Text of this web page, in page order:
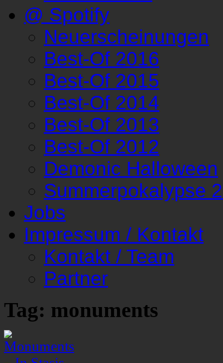
@ Spotify
Neuerscheinungen
Best-Of 2016
Best-Of 2015
Best-Of 2014
Best-Of 2013
Best-Of 2012
Demonic Halloween
Summerpokalypse
Jobs
Impressum / Kontakt
Kontakt / Team
Partner
Tag: monuments